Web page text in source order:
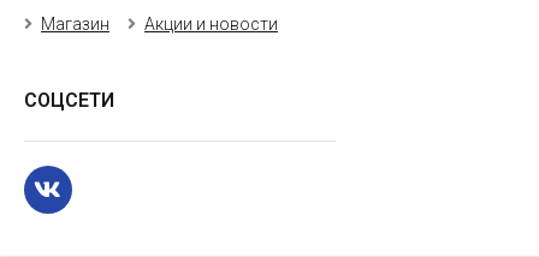
Магазин Акции и новости
СОЦСЕТИ